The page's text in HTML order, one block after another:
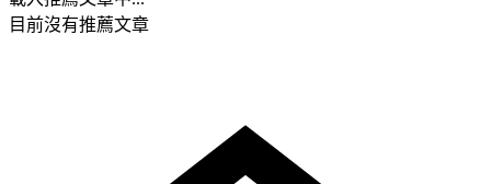
目前沒有推薦文章